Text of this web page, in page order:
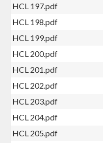
HCL 197.pdf
HCL 198.pdf
HCL 199.pdf
HCL 200.pdf
HCL 201.pdf
HCL 202.pdf
HCL 203.pdf
HCL 204.pdf
HCL 205.pdf